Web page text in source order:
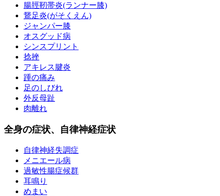
腸脛靭帯炎(ランナー膝)
鵞足炎(がそくえん)
ジャンパー膝
オスグッド病
シンスプリント
捻挫
アキレス腱炎
踵の痛み
足のしびれ
外反母趾
肉離れ
全身の症状、自律神経症状
自律神経失調症
メニエール病
過敏性腸症候群
耳鳴り
めまい